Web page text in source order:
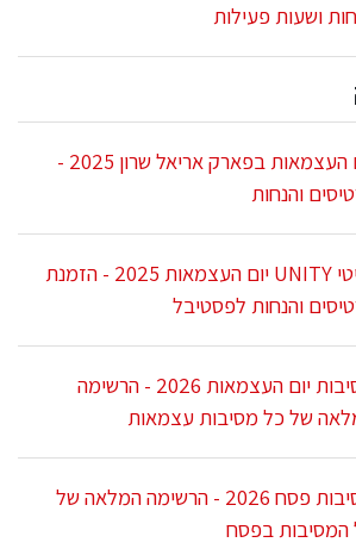
ושעות פעילות
יום העצמאות בפארק אריאל שרון 2025 -
והנחות
יוניטי UNITY יום העצמאות 2025 - הזמנת
והנחות לפסטיבל
מסיבות יום העצמאות 2026 - הרשימה
של כל מסיבות עצמאות
מסיבות פסח 2026 - הרשימה המלאה של
המסיבות בפסח